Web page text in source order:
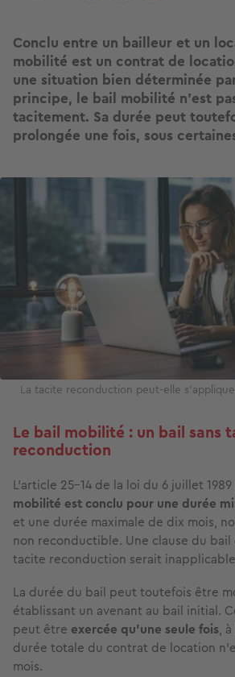
Conclu entre un bailleur et un
mobilité est un contrat de
une situation bien déterminée
principe, le bail mobilité n’est
tacitement. Sa durée peut
prolongée une fois, sous
Image
La tacite reconduction peut-elle
Le bail mobilité : un bail sans
reconduction
L’article 25-14 de la loi du 6 juillet
mobilité est conclu pour une durée
et une durée maximale de dix mois,
non reconductible. Une clause du
tacite reconduction serait
La durée du bail peut toutefois être
établissant un avenant au bail initial.
peut être exercée qu’une seule fois,
durée totale du contrat de location
mois.